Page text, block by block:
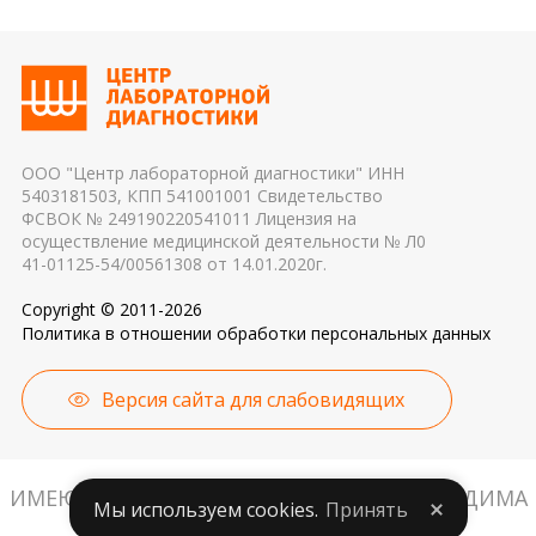
применяемые реагенты также могут стать
причиной погрешности в результатах
ООО "Центр лабораторной диагностики" ИНН
5403181503, КПП 541001001 Свидетельство
ФСВОК № 249190220541011 Лицензия на
осуществление медицинской деятельности № Л0
41-01125-54/00561308 от 14.01.2020г.
Copyright © 2011-2026
Политика в отношении обработки персональных данных
Версия сайта для слабовидящих
ИМЕЮТСЯ ПРОТИВОПОКАЗАНИЯ. НЕОБХОДИМА
КОНСУЛЬТАЦИЯ СПЕЦИАЛИСТА.
Мы используем cookies. Принять